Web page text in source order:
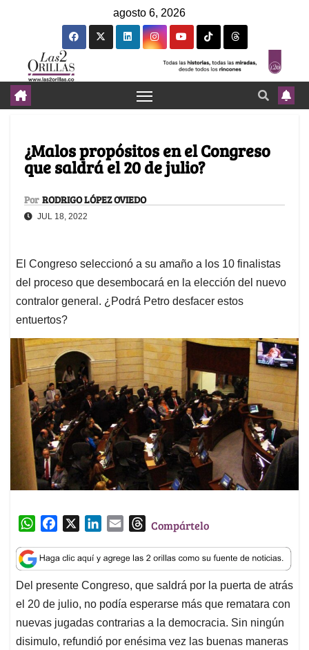
agosto 6, 2026
¿Malos propósitos en el Congreso
que saldrá el 20 de julio?
Por RODRIGO LÓPEZ OVIEDO
JUL 18, 2022
El Congreso seleccionó a su amaño a los 10 finalistas
del proceso que desembocará en la elección del nuevo
contralor general. ¿Podrá Petro desfacer estos
entuertos?
W
a
t
s
A
p
p
c
e
b
o
o
n
k
e
d
I
n
a
i
l
T
r
e
a
d
s
Compártelo
Del presente Congreso, que saldrá por la puerta de atrás
el 20 de julio, no podía esperarse más que rematara con
nuevas jugadas contrarias a la democracia. Sin ningún
disimulo, refundió por enésima vez las buenas maneras